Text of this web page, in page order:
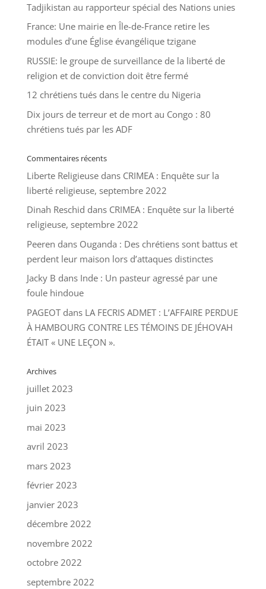
Tadjikistan au rapporteur spécial des Nations unies
France: Une mairie en Île-de-France retire les
modules d’une Église évangélique tzigane
RUSSIE: le groupe de surveillance de la liberté de
religion et de conviction doit être fermé
12 chrétiens tués dans le centre du Nigeria
Dix jours de terreur et de mort au Congo : 80
chrétiens tués par les ADF
Commentaires récents
Liberte Religieusedans CRIMEA : Enquête sur la
liberté religieuse, septembre 2022
Dinah Reschid dans CRIMEA : Enquête sur la liberté
religieuse, septembre 2022
Peeren dans Ouganda : Des chrétiens sont battus et
perdent leur maison lors d’attaques distinctes
Jacky B dans Inde : Un pasteur agressé par une
foule hindoue
PAGEOTdans LA FECRIS ADMET : L’AFFAIRE PERDUE
À HAMBOURG CONTRE LES TÉMOINS DE JÉHOVAH
ÉTAIT « UNE LEÇON ».
Archives
juillet 2023
juin 2023
mai 2023
avril 2023
mars 2023
février 2023
janvier 2023
décembre 2022
novembre 2022
octobre 2022
septembre 2022